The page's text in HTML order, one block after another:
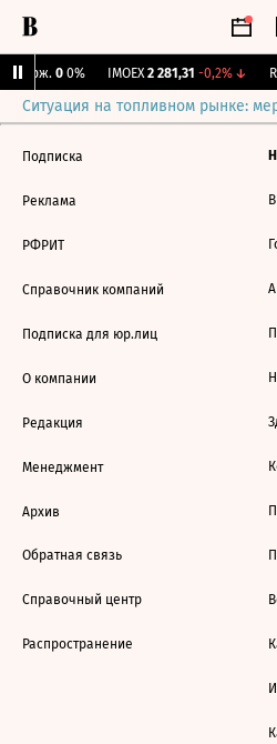
Бирж. 0 0% IMOEX 2 281,31 -0,2%↓
Ситуация на топливном рынке:
Подписка
Реклама
РФРИТ
Справочник компаний
Подписка для юр.лиц
О компании
Редакция
Менеджмент
Архив
Обратная связь
Справочный центр
Распространение